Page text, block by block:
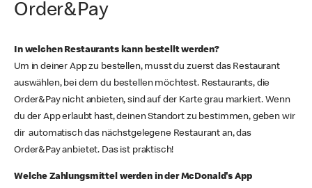
Order&Pay
In welchen Restaurants kann bestellt werden?
Um in deiner App zu bestellen, musst du zuerst das Restaurant
auswählen, bei dem du bestellen möchtest. Restaurants, die
Order&Pay nicht anbieten, sind auf der Karte grau markiert. Wenn
du der App erlaubt hast, deinen Standort zu bestimmen, geben wir
dir automatisch das nächstgelegene Restaurant an, das
Order&Pay anbietet. Das ist praktisch!
Welche Zahlungsmittel werden in der McDonald's App